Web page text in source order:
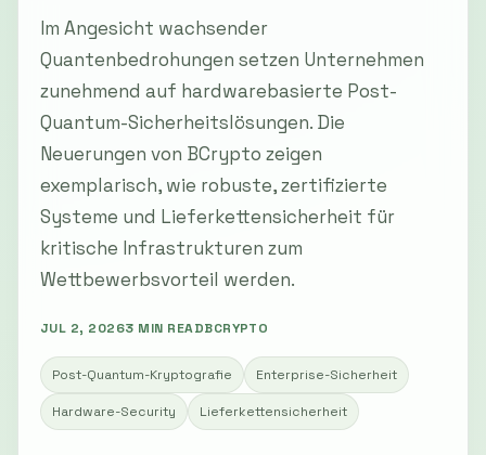
Im Angesicht wachsender
Quantenbedrohungen setzen Unternehmen
zunehmend auf hardwarebasierte Post-
Quantum-Sicherheitslösungen. Die
Neuerungen von BCrypto zeigen
exemplarisch, wie robuste, zertifizierte
Systeme und Lieferkettensicherheit für
kritische Infrastrukturen zum
Wettbewerbsvorteil werden.
JUL 2, 20263 MIN READBCRYPTO
Post-Quantum-Kryptografie Enterprise-Sicherheit
Hardware-Security Lieferkettensicherheit